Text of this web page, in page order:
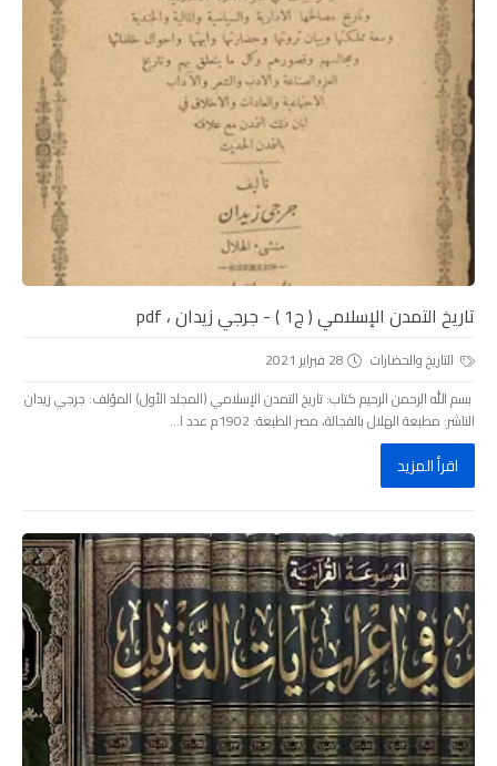
تاريخ التمدن الإسلامي ( ج1 ) - جرجي زيدان ، pdf
التاريخ والحضارات
28 فبراير 2021
بسم الله الرحمن الرحيم كتاب: تاريخ التمدن الإسلامي (المجلد الأول) المؤلف: جرجي زيدان
الناشر: مطبعة الهلال بالفجالة، مصر الطبعة: 1902م عدد ا...
اقرأ المزيد